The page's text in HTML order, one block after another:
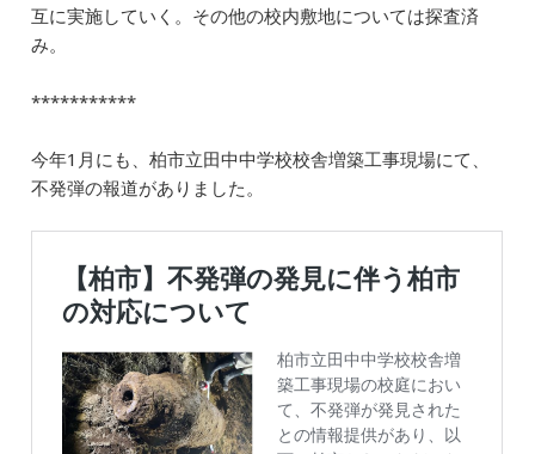
互に実施していく。その他の校内敷地については探査済
み。
***********
今年1月にも、柏市立田中中学校校舎増築工事現場にて、
不発弾の報道がありました。